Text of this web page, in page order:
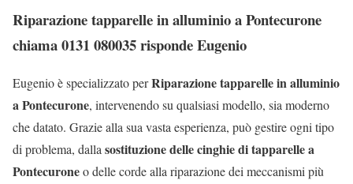
Riparazione tapparelle in alluminio a Pontecurone
chiama 0131 080035 risponde Eugenio
Eugenio è specializzato perRiparazione tapparelle in alluminio
a Pontecurone, intervenendo su qualsiasi modello, sia moderno
che datato. Grazie alla sua vasta esperienza, può gestire ogni tipo
di problema, dallasostituzione delle cinghie di tapparelle a
Pontecuroneo delle corde alla riparazione dei meccanismi più